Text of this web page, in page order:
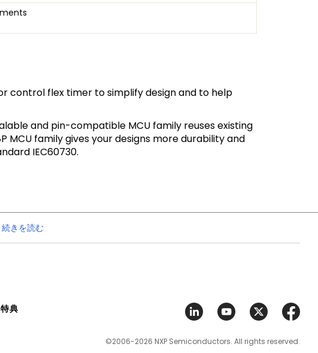
control flex timer to simplify design and to help
and pin-compatible MCU family reuses existing
MCU family gives your designs more durability and
IEC60730.
続きを読む
典
©2006-2026 NXP Semiconductors. All rights reserved.